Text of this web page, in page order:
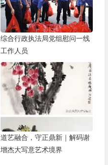
综合行政执法局党组慰问一线
工作人员
道艺融合，守正鼎新｜解码谢
增杰大写意艺术境界